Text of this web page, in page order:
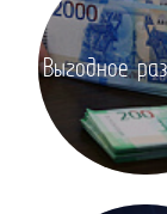
Выгодное